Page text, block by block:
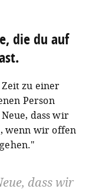
die du auf
zu einer
Person
dass wir
wenn wir offen
dass wir